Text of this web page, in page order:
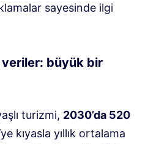
sayesinde ilgi
büyük bir
turizmi, 2030’da 520
kıyasla yıllık ortalama